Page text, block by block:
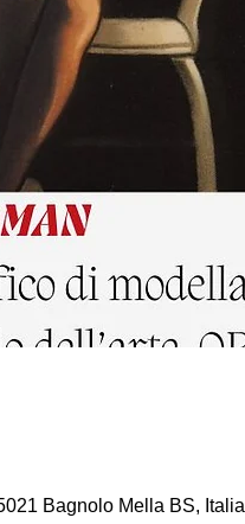
Bagnolo Mella BS, Italia